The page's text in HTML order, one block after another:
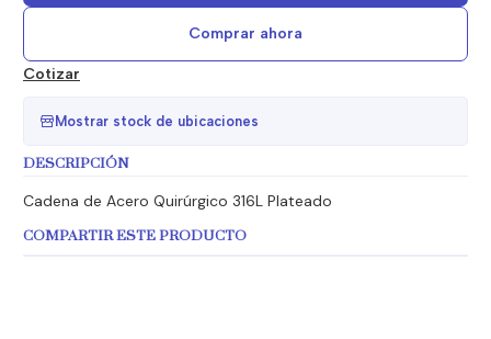
Comprar ahora
Cotizar
Mostrar stock de ubicaciones
DESCRIPCIÓN
Cadena de Acero Quirúrgico 316L Plateado
COMPARTIR ESTE PRODUCTO